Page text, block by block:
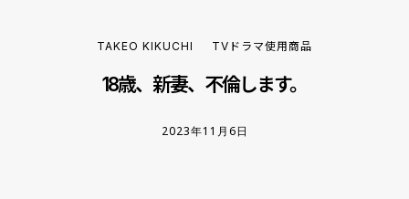
TAKEO KIKUCHI TVドラマ使用商品
18歳、新妻、不倫します。
2023年11月6日